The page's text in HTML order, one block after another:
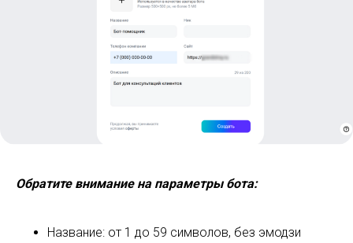
Обратите внимание на параметры бота:
Название: от 1 до 59 символов, без эмодзи